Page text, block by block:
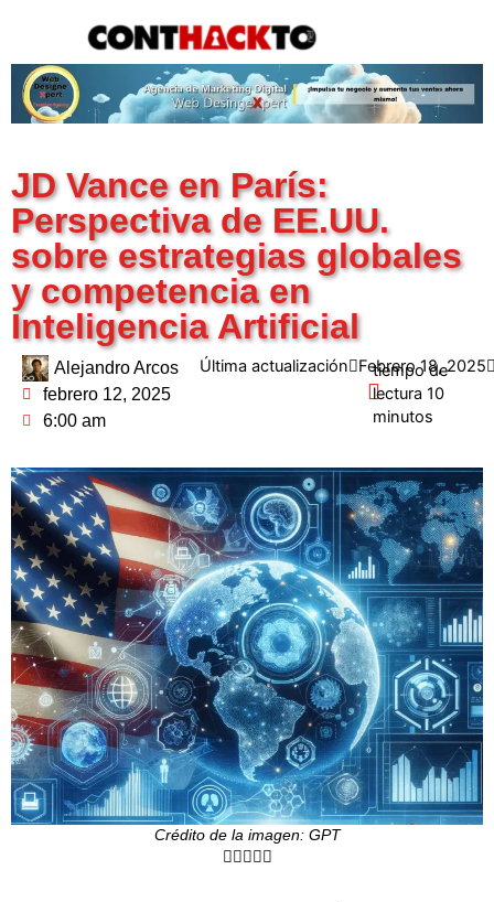
JD Vance en París:
Perspectiva de EE.UU.
sobre estrategias globales
y competencia en
Inteligencia Artificial
Alejandro Arcos
febrero 12, 2025
6:00 am
Última actualización Febrero 18, 2025
Crédito de la imagen: GPT